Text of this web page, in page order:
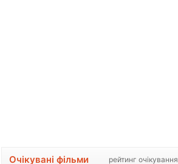
Очікувані фільми рейтинг очікування